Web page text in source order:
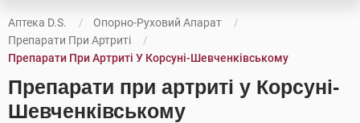
Аптека D.S.
Опорно-Руховий Апарат
Препарати При Артриті
Препарати При Артриті У Корсунi-Шевченківському
Препарати при артриті у Корсунi-
Шевченківському